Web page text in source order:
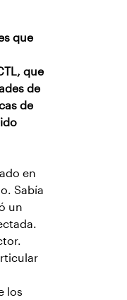
que
que
de
de
en
Sabía
un
los